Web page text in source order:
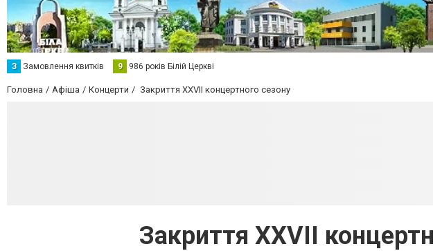
З Замовлення квитків 9 986 років Білій Церкві
Головна Афіша Концерти Закриття XXVII концертного сезону
Закриття XXVII